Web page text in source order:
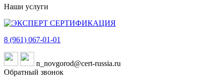
Наши услуги
8 (961) 067-01-01
n_novgorod@cert-russia.ru
Обратный звонок